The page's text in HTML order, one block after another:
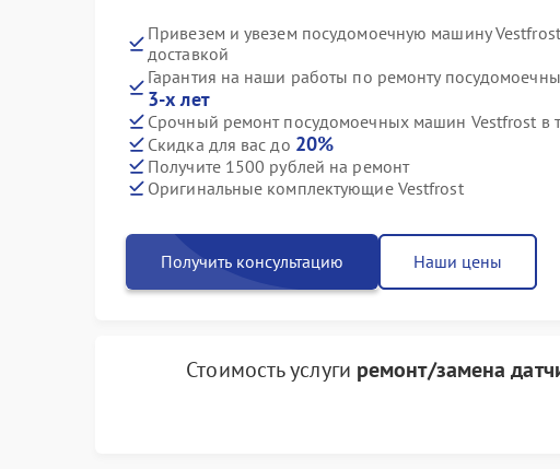
Привезем и увезем посудомоечную машину
доставкой
Гарантия на наши работы по ремонту
3-х лет
Срочный ремонт посудомоечных машин Vestfrost в
Скидка для вас до 20%
Получите 1500 рублей на ремонт
Оригинальные комплектующие Vestfrost
Получить консультацию Наши цены
Стоимость услуги ремонт/замена